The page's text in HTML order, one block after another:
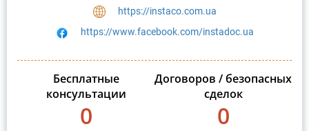
https://instaco.com.ua
https://www.facebook.com/instadoc.ua
Бесплатные
консультации
0
Договоров / безопасных
сделок
0